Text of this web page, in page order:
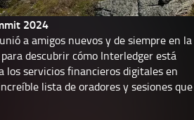
2024
a amigos nuevos y de siempre en la
descubrir cómo Interledger está
los servicios financieros digitales en
lista deoradoresysesionesque